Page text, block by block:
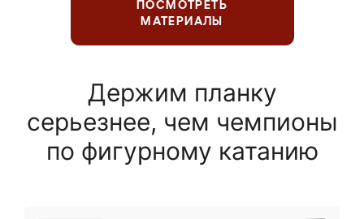
ПОСМОТРЕТЬ
МАТЕРИАЛЫ
Держим планку
серьезнее, чем чемпионы
по фигурному катанию